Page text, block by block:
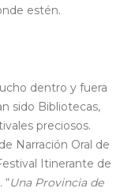
estén.
dentro y fuera
sido Bibliotecas,
preciosos.
Narración Oral de
Itinerante de
“Una Provincia de